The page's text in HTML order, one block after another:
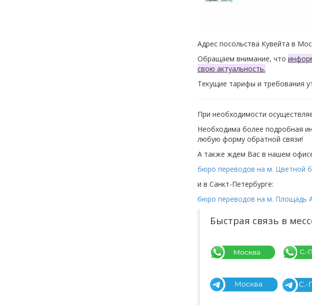
Адрес посольства Кувейта в
Обращаем внимание, что
свою актуальность.
Текущие тарифы и требования
При необходимости
Необходима более подробная
любую форму обратной связи!
А также ждем Вас в нашем
бюро переводов на м. Цветной
и в Санкт-Петербурге:
бюро переводов на м. Площадь
Быстрая связь в